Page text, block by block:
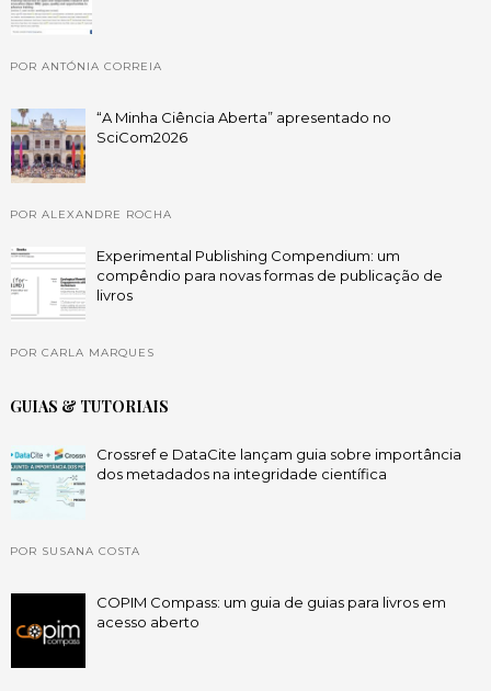
POR ANTÓNIA CORREIA
“A Minha Ciência Aberta” apresentado no
SciCom2026
POR ALEXANDRE ROCHA
Experimental Publishing Compendium: um
compêndio para novas formas de publicação de
livros
POR CARLA MARQUES
GUIAS & TUTORIAIS
Crossref e DataCite lançam guia sobre importância
dos metadados na integridade científica
POR SUSANA COSTA
COPIM Compass: um guia de guias para livros em
acesso aberto